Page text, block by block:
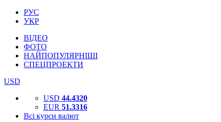
РУС
УКР
ВІДЕО
ФОТО
НАЙПОПУЛЯРНІШІ
СПЕЦПРОЕКТИ
USD
USD 44.4320
EUR 51.3316
Всі курси валют